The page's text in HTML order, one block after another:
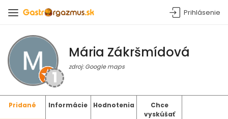
Prihlásenie
1
Mária Zákršmídová
zdroj: Google maps
Pridané Informácie Hodnotenia
Chce
vyskúšať